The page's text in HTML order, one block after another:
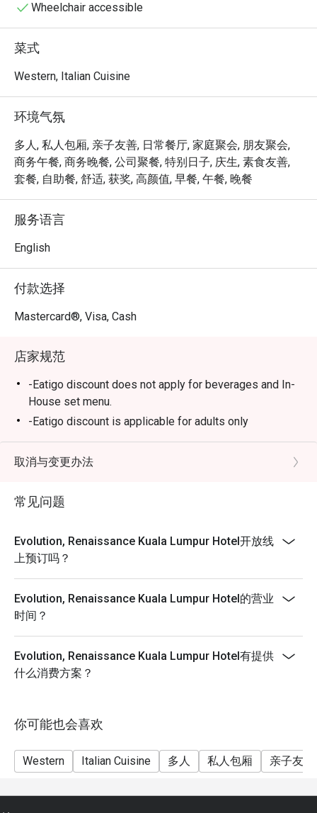
独特魅力都将让您难以忘怀：
洋溢着海洋气息的风味，搭配自制意面与可持续海鲜。
力与艺术感。
从精致的意大利单点菜肴到丰盛的国际自助餐，为您提供
多样化的美食选择。
⭐ Google 评分：4.5 分 (0 条评论)
适合举办庆祝晚宴、重要的商务午餐，或温馨的家庭聚
会。
Wheelchair accessible
菜式
Western, Italian Cuisine
环境气氛
多人, 私人包厢, 亲子友善, 日常餐厅, 家庭聚会, 朋友聚会,
商务午餐, 商务晚餐, 公司聚餐, 特别日子, 庆生, 素食友善,
套餐, 自助餐, 舒适, 获奖, 高颜值, 早餐, 午餐, 晚餐
服务语言
English
付款选择
Mastercard®, Visa, Cash
店家规范
-Eatigo discount does not apply for beverages and In-
House set menu.
-Eatigo discount is applicable for adults only
取消与变更办法
常见问题
Evolution, Renaissance Kuala Lumpur Hotel开放线
上预订吗？
Evolution, Renaissance Kuala Lumpur Hotel的营业
时间？
Evolution, Renaissance Kuala Lumpur Hotel有提供
什么消费方案？
你可能也会喜欢
Western Italian Cuisine 多人 私人包厢 亲子友善